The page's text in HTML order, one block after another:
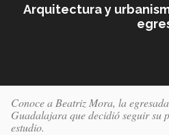
Arquitectura y
Conoce a Beatriz Mora, la
Guadalajara que decidió seguir su
estudio.